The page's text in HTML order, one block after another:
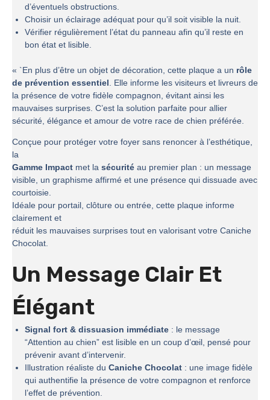
d’éventuels obstructions.
Choisir un éclairage adéquat pour qu’il soit visible la nuit.
Vérifier régulièrement l’état du panneau afin qu’il reste en
bon état et lisible.
« `En plus d’être un objet de décoration, cette plaque a un rôle
de prévention essentiel. Elle informe les visiteurs et livreurs de
la présence de votre fidèle compagnon, évitant ainsi les
mauvaises surprises. C’est la solution parfaite pour allier
sécurité, élégance et amour de votre race de chien préférée.
Conçue pour protéger votre foyer sans renoncer à l’esthétique,
la
Gamme Impact met la sécurité au premier plan : un message
visible, un graphisme affirmé et une présence qui dissuade avec
courtoisie.
Idéale pour portail, clôture ou entrée, cette plaque informe
clairement et
réduit les mauvaises surprises tout en valorisant votre Caniche
Chocolat.
Un Message Clair Et
Élégant
Signal fort & dissuasion immédiate : le message
“Attention au chien” est lisible en un coup d’œil, pensé pour
prévenir avant d’intervenir.
Illustration réaliste du Caniche Chocolat : une image fidèle
qui authentifie la présence de votre compagnon et renforce
l’effet de prévention.